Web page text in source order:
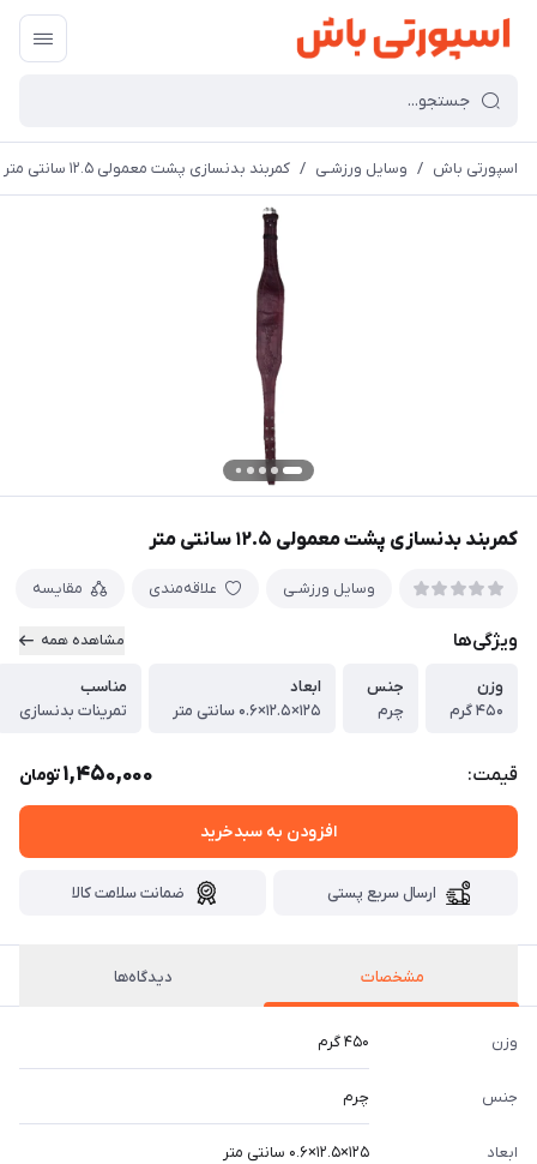
اسپورتی باش / وسایل ورزشـی / کمربند بدنسازی پشت معمولی ۱۲.۵ سانتی متر
کمربند بدنسازی پشت معمولی ۱۲.۵ سانتی متر
وسایل ورزشـی علاقه‌مندی مقایسه
ویژگی‌ها مشاهده همه
وزن
۴۵۰ گرم
جنس
چرم
ابعاد
۱۲۵×۱۲.۵×۰.۶ سانتی متر
مناسب
تمرینات بدنسازی
قیمت: 1,450,000تومان
افزودن به سبدخرید
ارسال سریع پستی ضمانت سلامت کالا
مشخصات دیدگاه‌ها
وزن ۴۵۰ گرم
جنس چرم
ابعاد ۱۲۵×۱۲.۵×۰.۶ سانتی متر